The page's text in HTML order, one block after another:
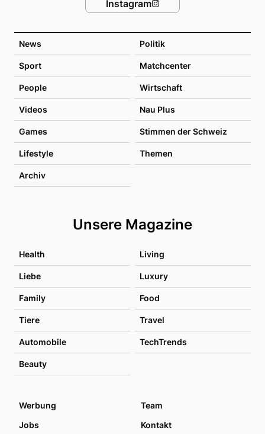
News Politik
Sport Matchcenter
People Wirtschaft
Videos Nau Plus
Games Stimmen der Schweiz
Lifestyle Themen
Archiv
Unsere Magazine
Health Living
Liebe Luxury
Family Food
Tiere Travel
Automobile TechTrends
Beauty
Instagram
Werbung
Team
Jobs
Kontakt